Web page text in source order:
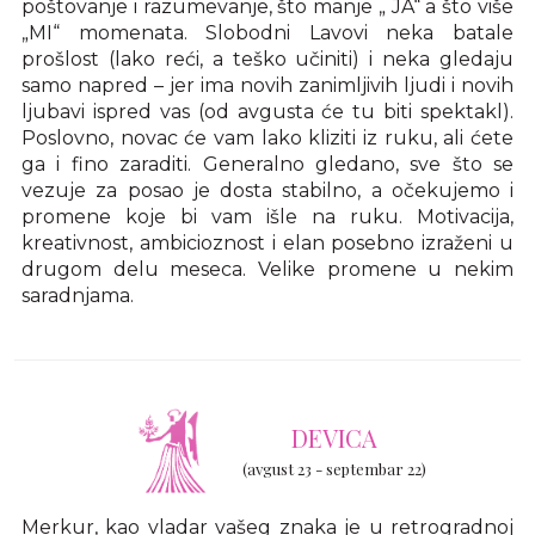
poštovanje i razumevanje, što manje „ JA“ a što više
„MI“ momenata. Slobodni Lavovi neka batale
prošlost (lako reći, a teško učiniti) i neka gledaju
samo napred – jer ima novih zanimljivih ljudi i novih
ljubavi ispred vas (od avgusta će tu biti spektakl).
Poslovno, novac će vam lako kliziti iz ruku, ali ćete
ga i fino zaraditi. Generalno gledano, sve što se
vezuje za posao je dosta stabilno, a očekujemo i
promene koje bi vam išle na ruku. Motivacija,
kreativnost, ambicioznost i elan posebno izraženi u
drugom delu meseca. Velike promene u nekim
saradnjama.
DEVICA
(avgust 23 - septembar 22)
Merkur, kao vladar vašeg znaka je u retrogradnoj